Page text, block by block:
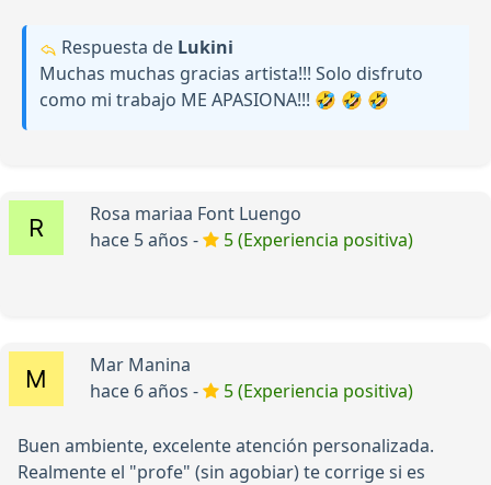
Respuesta de Lukini
Muchas muchas gracias artista!!! Solo disfruto
como mi trabajo ME APASIONA!!! 🤣 🤣 🤣
Rosa mariaa Font Luengo
hace 5 años -
5 (Experiencia positiva)
Mar Manina
hace 6 años -
5 (Experiencia positiva)
Buen ambiente, excelente atención personalizada.
Realmente el "profe" (sin agobiar) te corrige si es